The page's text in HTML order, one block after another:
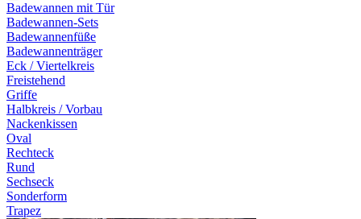
Badewannen mit Tür
Badewannen-Sets
Badewannenfüße
Badewannenträger
Eck / Viertelkreis
Freistehend
Griffe
Halbkreis / Vorbau
Nackenkissen
Oval
Rechteck
Rund
Sechseck
Sonderform
Trapez